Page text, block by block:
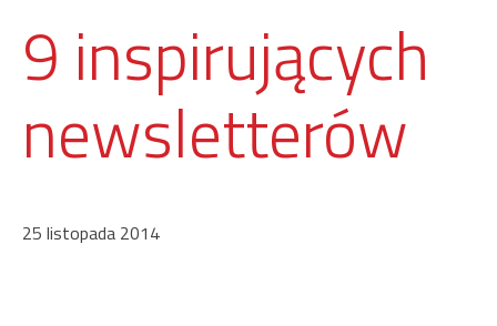
9 inspirujących
newsletterów
25 listopada 2014